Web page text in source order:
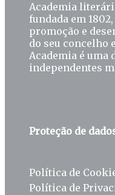
Academia
fundada em
promoção e
do seu concelho
Academia é uma
independentes
Proteção de
Política de
Política de